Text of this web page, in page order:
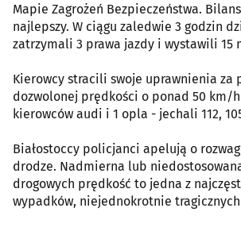
Mapie Zagrożeń Bezpieczeństwa.
najlepszy. W ciągu zaledwie 3 godzin
zatrzymali 3 prawa jazdy i wystawili 15
Kierowcy stracili swoje uprawnienia za
dozwolonej prędkości o ponad 50 km/
kierowców audi i 1 opla - jechali 112,
Białostoccy policjanci apelują o
drodze. Nadmierna lub
drogowych prędkość to jedna z
wypadków, niejednokrotnie